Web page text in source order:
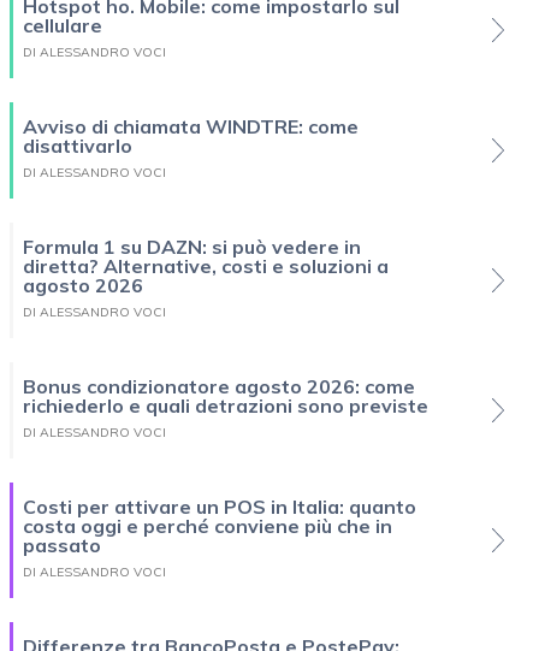
Hotspot ho. Mobile: come impostarlo sul
cellulare
DI ALESSANDRO VOCI
Avviso di chiamata WINDTRE: come
disattivarlo
DI ALESSANDRO VOCI
Formula 1 su DAZN: si può vedere in
diretta? Alternative, costi e soluzioni a
agosto 2026
DI ALESSANDRO VOCI
Bonus condizionatore agosto 2026: come
richiederlo e quali detrazioni sono previste
DI ALESSANDRO VOCI
Costi per attivare un POS in Italia: quanto
costa oggi e perché conviene più che in
passato
DI ALESSANDRO VOCI
Differenze tra BancoPosta e PostePay: